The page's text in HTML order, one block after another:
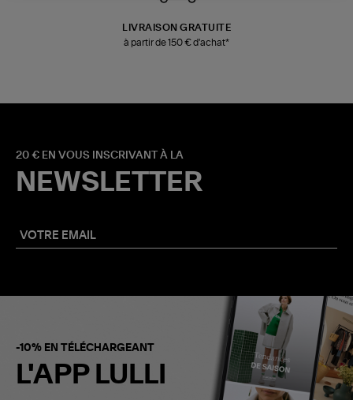
LIVRAISON GRATUITE
à partir de 150 € d'achat*
20 € EN VOUS INSCRIVANT À LA
NEWSLETTER
-10% EN TÉLÉCHARGEANT
L'APP LULLI